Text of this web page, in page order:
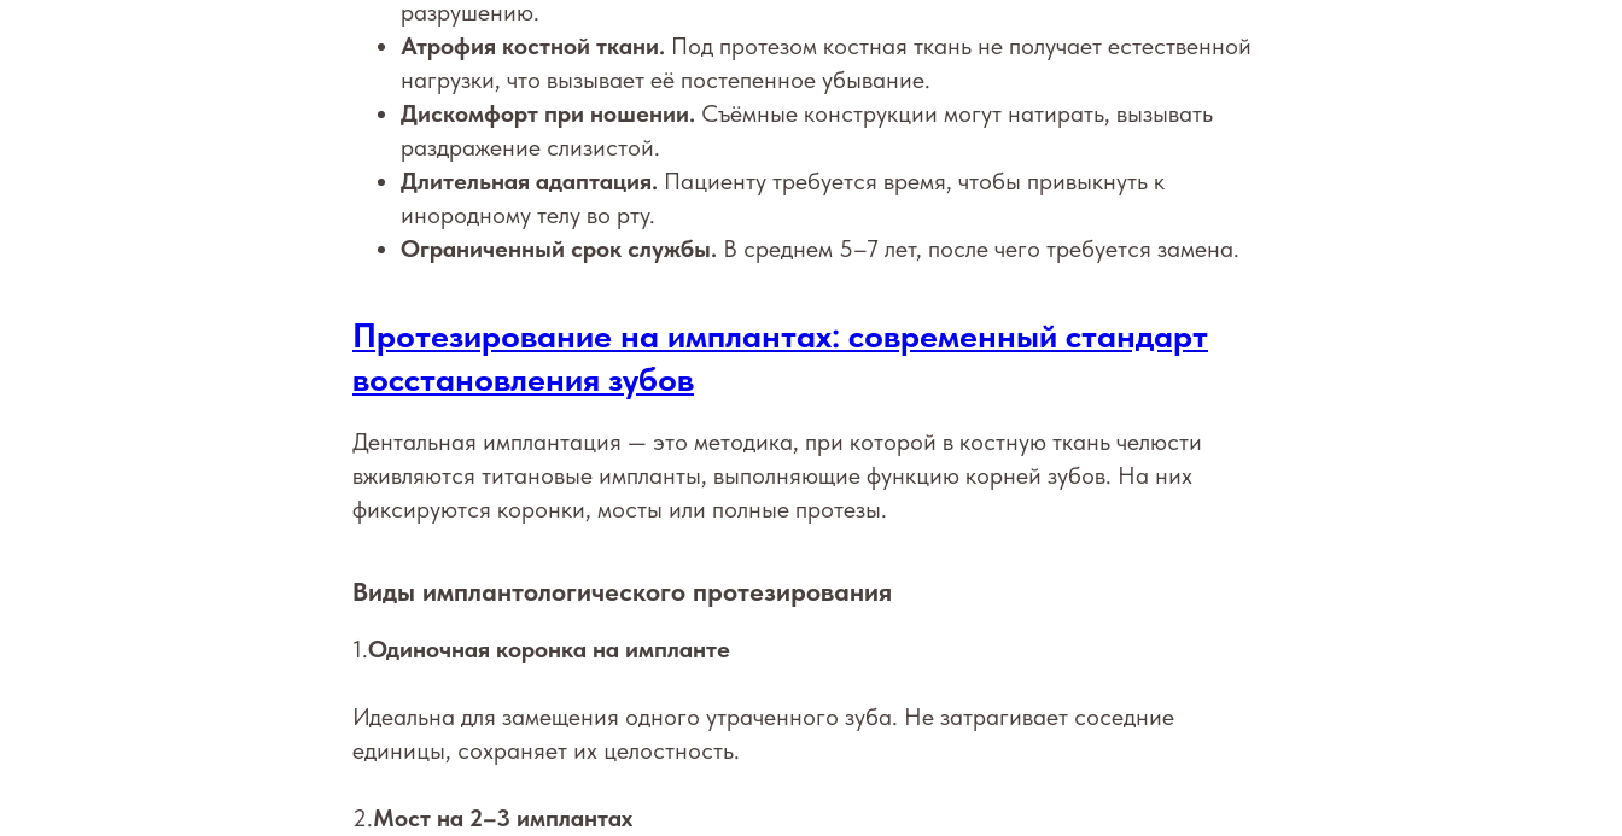
разрушению.
Атрофия костной ткани. Под протезом костная ткань не получает естественной
нагрузки, что вызывает её постепенное убывание.
Дискомфорт при ношении. Съёмные конструкции могут натирать, вызывать
раздражение слизистой.
Длительная адаптация. Пациенту требуется время, чтобы привыкнуть к
инородному телу во рту.
Ограниченный срок службы. В среднем 5–7 лет, после чего требуется замена.
Протезирование на имплантах: современный стандарт
восстановления зубов
Дентальная имплантация — это методика, при которой в костную ткань челюсти
вживляются титановые импланты, выполняющие функцию корней зубов. На них
фиксируются коронки, мосты или полные протезы.
Виды имплантологического протезирования
1.Одиночная коронка на импланте
Идеальна для замещения одного утраченного зуба. Не затрагивает соседние
единицы, сохраняет их целостность.
2.Мост на 2–3 имплантах